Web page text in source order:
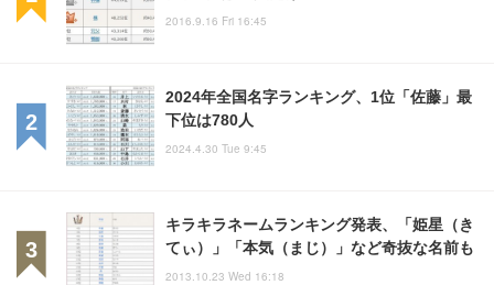
2016.9.16 Fri 16:45
2024年全国名字ランキング、1位「佐藤」最
下位は780人
2024.4.30 Tue 9:45
キラキラネームランキング発表、「姫星（き
てぃ）」「本気（まじ）」など奇抜な名前も
2013.10.23 Wed 16:18